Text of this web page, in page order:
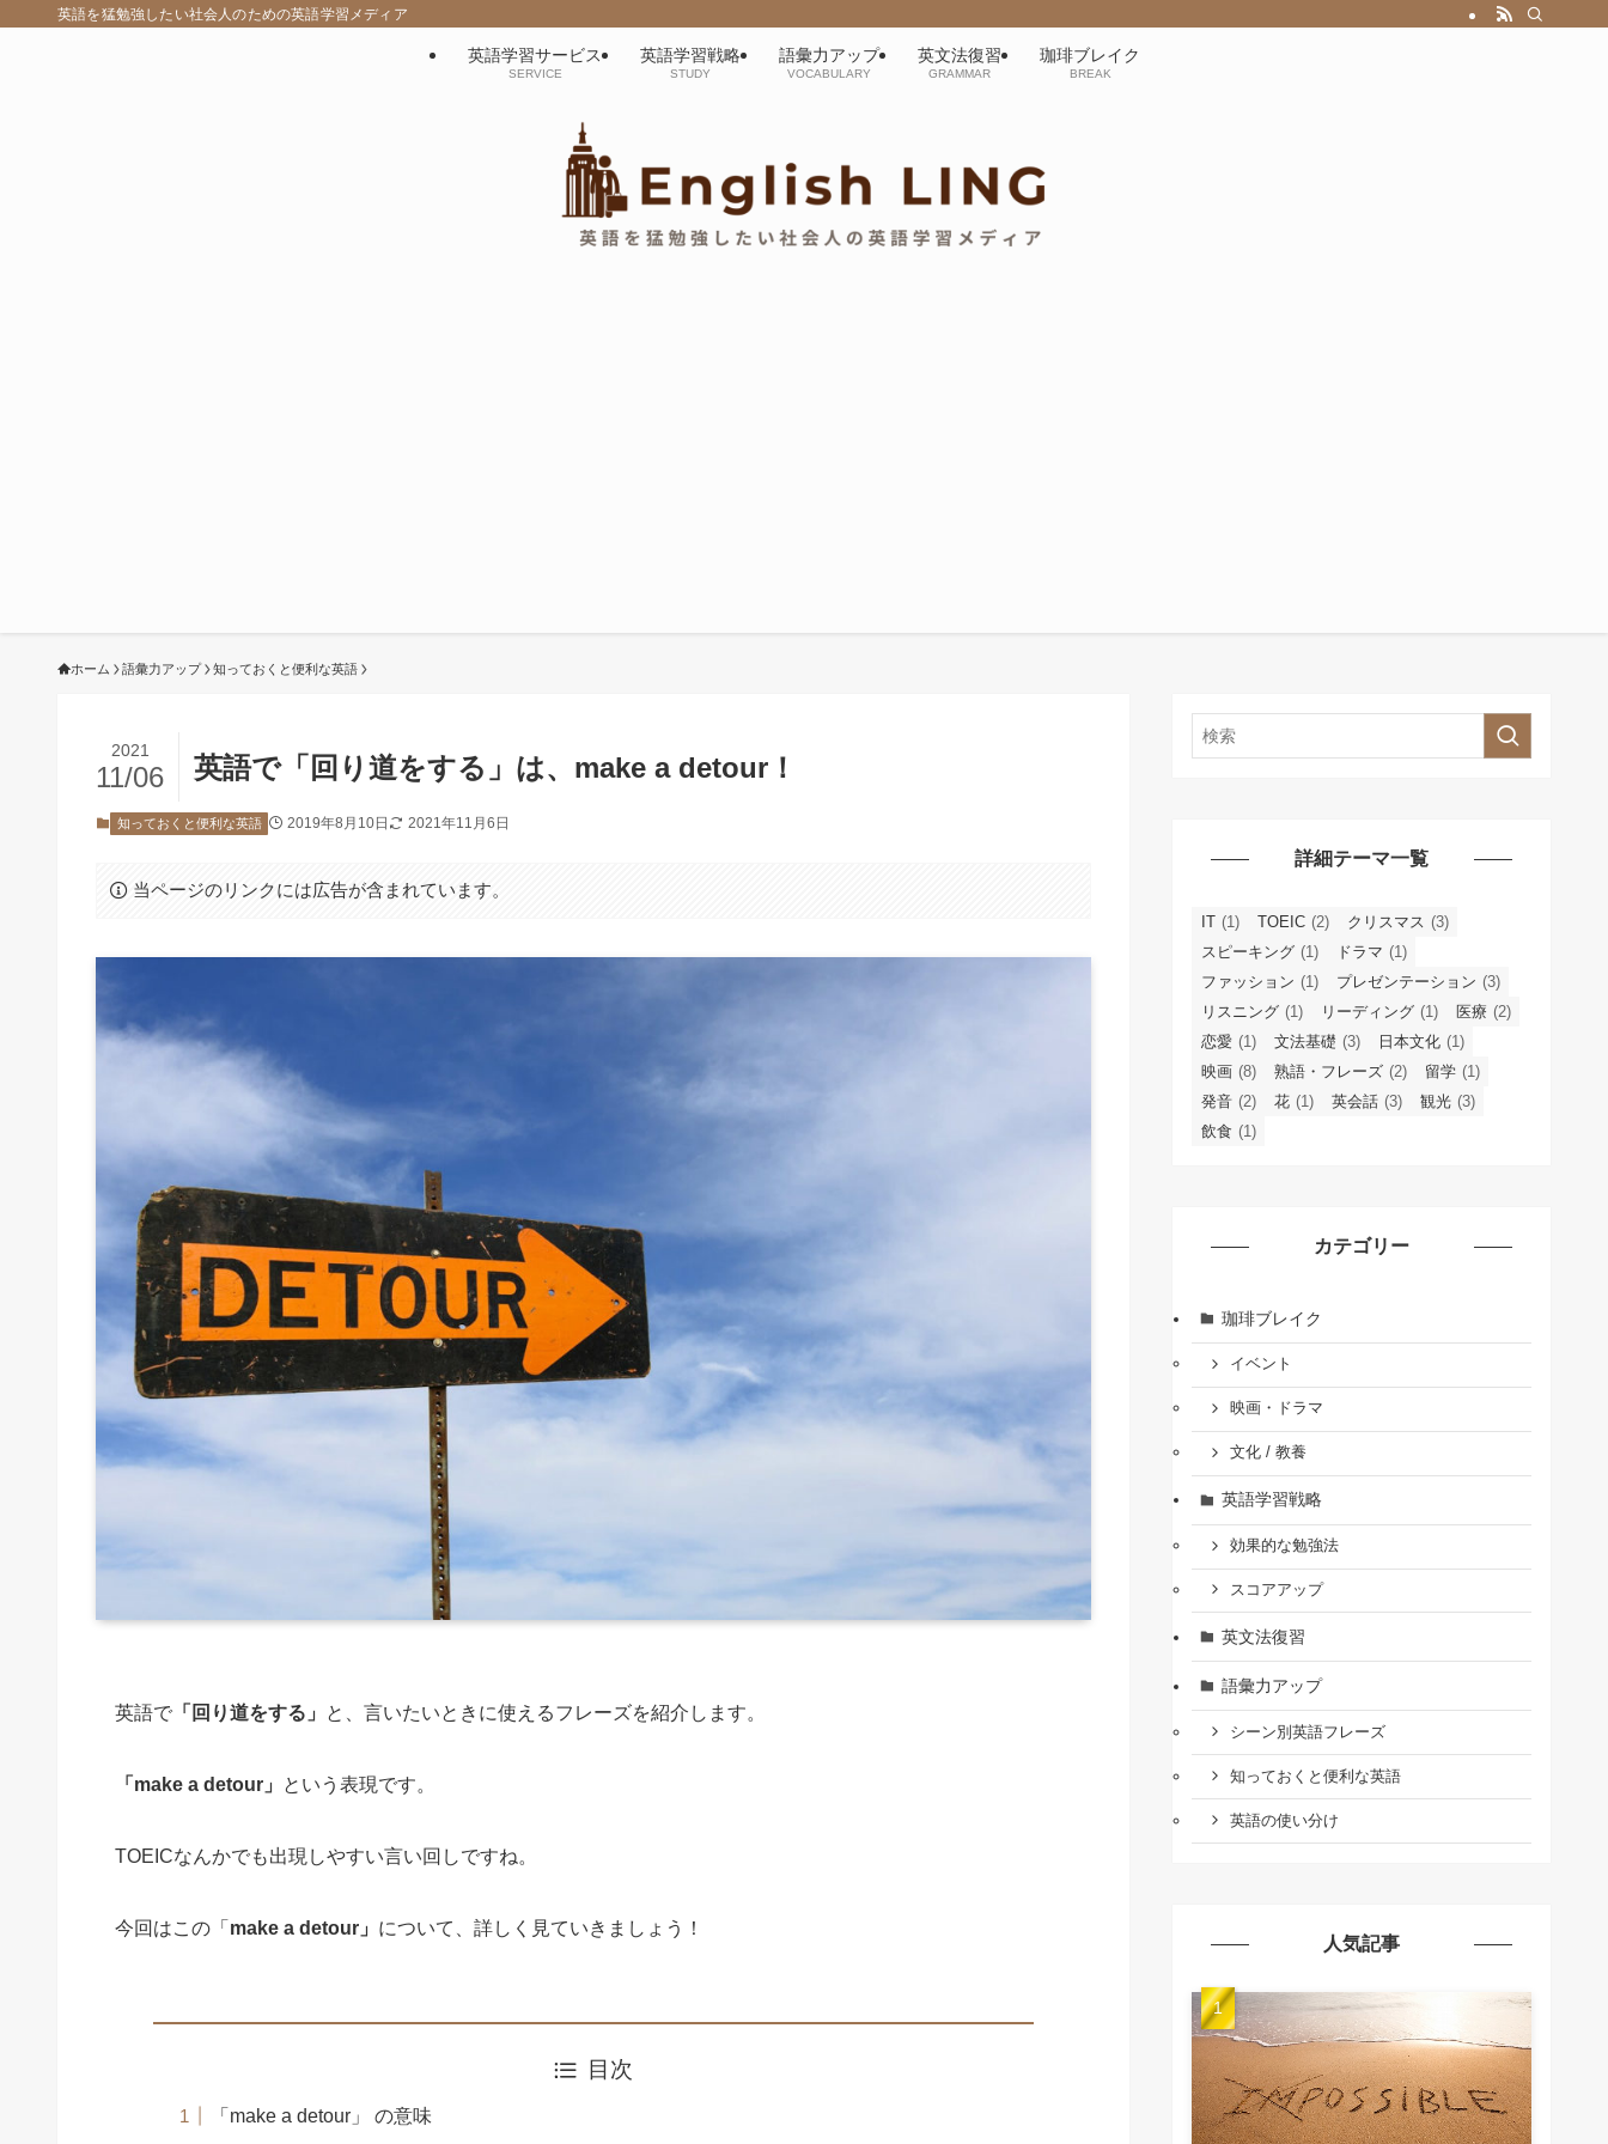
英語を猛勉強したい社会人のための英語学習メディア
英語学習サービス
SERVICE
英語学習戦略
STUDY
語彙力アップ
VOCABULARY
英文法復習
GRAMMAR
珈琲ブレイク
BREAK
ホーム 語彙力アップ 知っておくと便利な英語
英語で「回り道をする」は、make a detour！
2021
11/06
知っておくと便利な英語 2019年8月10日 2021年11月6日
当ページのリンクには広告が含まれています。
英語で 「回り道をする」 と、言いたいときに使えるフレーズを紹介します。
「make a detour」 という表現です。
TOEICなんかでも出現しやすい言い回しですね。
今回はこの「 make a detour」 について、詳しく見ていきましょう！
目次
「make a detour」 の意味
詳細テーマ一覧
IT (1) TOEIC (2) クリスマス (3)
スピーキング (1) ドラマ (1)
ファッション (1) プレゼンテーション (3)
リスニング (1) リーディング (1) 医療 (2)
恋愛 (1) 文法基礎 (3) 日本文化 (1)
映画 (8) 熟語・フレーズ (2) 留学 (1)
発音 (2) 花 (1) 英会話 (3) 観光 (3)
飲食 (1)
カテゴリー
珈琲ブレイク
イベント
映画・ドラマ
文化 / 教養
英語学習戦略
効果的な勉強法
スコアアップ
英文法復習
語彙力アップ
シーン別英語フレーズ
知っておくと便利な英語
英語の使い分け
人気記事